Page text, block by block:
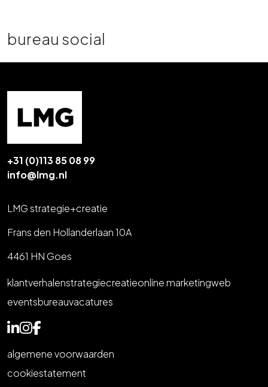
bureau social
+31 (0)113 85 08 99
info@lmg.nl
LMG strategie+creatie
Frans den Hollanderlaan 10A
4461 HN Goes
klantverhalenstrategiecreatieonline marketingweb
eventsbureauvacatures
algemene voorwaarden
cookiestatement